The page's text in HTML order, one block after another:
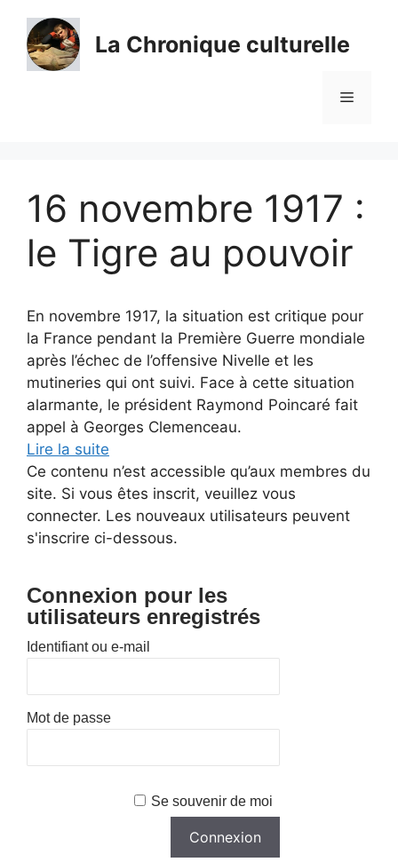
contenu
La Chronique culturelle
Menu
16 novembre 1917 :
le Tigre au pouvoir
En novembre 1917, la situation est critique pour
la France pendant la Première Guerre mondiale
après l’échec de l’offensive Nivelle et les
mutineries qui ont suivi. Face à cette situation
alarmante, le président Raymond Poincaré fait
appel à Georges Clemenceau.
Lire la suite
Ce contenu n’est accessible qu’aux membres du
site. Si vous êtes inscrit, veuillez vous
connecter. Les nouveaux utilisateurs peuvent
s'inscrire ci-dessous.
Connexion pour les
utilisateurs enregistrés
Identifiant ou e-mail
Mot de passe
Se souvenir de moi